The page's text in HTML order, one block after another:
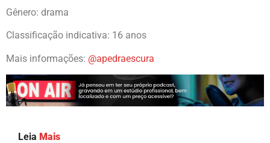
Gênero: drama
Classificação indicativa: 16 anos
Mais informações: @apedraescura
Leia Mais